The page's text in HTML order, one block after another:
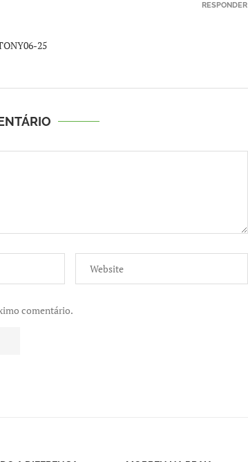
25
RESPONDER
comentário.